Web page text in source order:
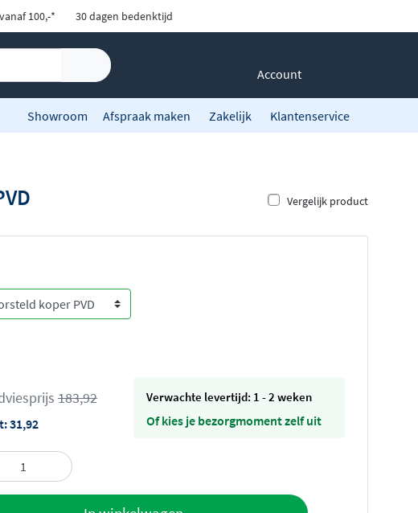
100,-* 30 dagen bedenktijd
Account
Showroom Afspraak maken Zakelijk Klantenservice
Vergelijk product
183,92
31,92
Verwachte levertijd: 1 - 2 weken
Of kies je bezorgmoment zelf uit
aan offerte